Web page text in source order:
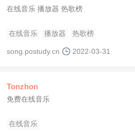
在线音乐 播放器 热歌榜
在线音乐 播放器 热歌榜
song.postudy.cn 2022-03-31
Tonzhon
免费在线音乐
在线音乐